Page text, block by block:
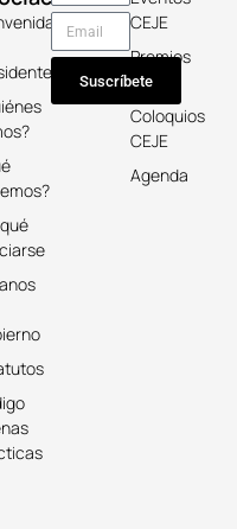
CEJE
Premios
Keicho
Coloquios
CEJE
Agenda
Suscríbete